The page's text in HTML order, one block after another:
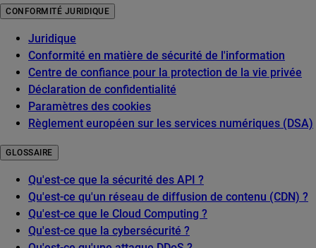
CONFORMITÉ JURIDIQUE
Juridique
Conformité en matière de sécurité de l'information
Centre de confiance pour la protection de la vie privée
Déclaration de confidentialité
Paramètres des cookies
Règlement européen sur les services numériques (DSA)
GLOSSAIRE
Qu'est-ce que la sécurité des API ?
Qu'est-ce qu'un réseau de diffusion de contenu (CDN) ?
Qu'est-ce que le Cloud Computing ?
Qu'est-ce que la cybersécurité ?